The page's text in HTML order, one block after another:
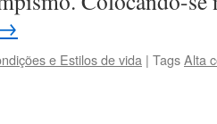
e Estilos de vida | TagsAlta